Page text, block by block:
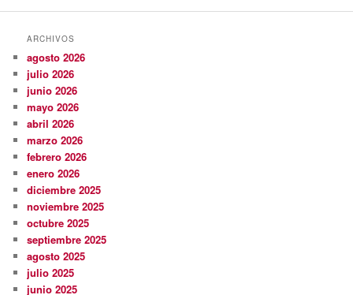
ARCHIVOS
agosto 2026
julio 2026
junio 2026
mayo 2026
abril 2026
marzo 2026
febrero 2026
enero 2026
diciembre 2025
noviembre 2025
octubre 2025
septiembre 2025
agosto 2025
julio 2025
junio 2025